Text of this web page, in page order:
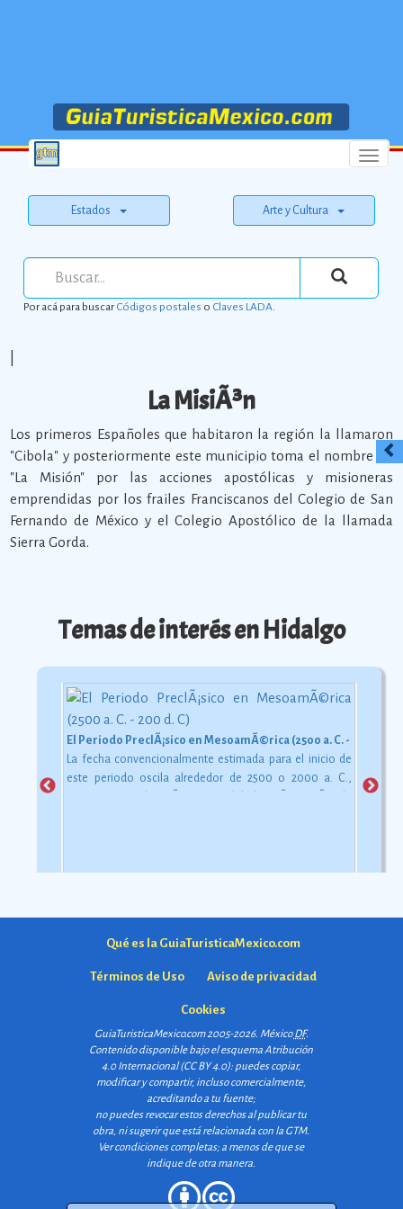
Menu
Estados Arte y Cultura
Por acá para buscarCódigos postales o Claves LADA.
La MisiÃ³n
Los primeros Españoles que habitaron la región la llamaron
"Cibola" y posteriormente este municipio toma el nombre de
"La Misión" por las acciones apostólicas y misioneras
emprendidas por los frailes Franciscanos del Colegio de San
Fernando de México y el Colegio Apostólico de la llamada
Sierra Gorda.
Temas de interés en Hidalgo
El Periodo PreclÃ¡sico en MesoamÃ©rica (2500 a. C. - 200 d. C)
La fecha convencionalmente estimada para el inicio de
este periodo oscila alrededor de 2500 o 2000 a. C.,
Qué es la GuiaTuristicaMexico.com
Términos de Uso Aviso de privacidad
Cookies
GuiaTuristicaMexico.com 2005-2026. MéxicoDF.
Contenido disponible bajo el esquemaAtribución
4.0 Internacional (CC BY 4.0): puedes copiar,
modificar y compartir, incluso comercialmente,
acreditando a tu fuente;
no puedes revocar estos derechos al publicar tu
obra, ni sugerir que está relacionada con la GTM.
Ver condiciones completas; a menos de que se
indique de otra manera.